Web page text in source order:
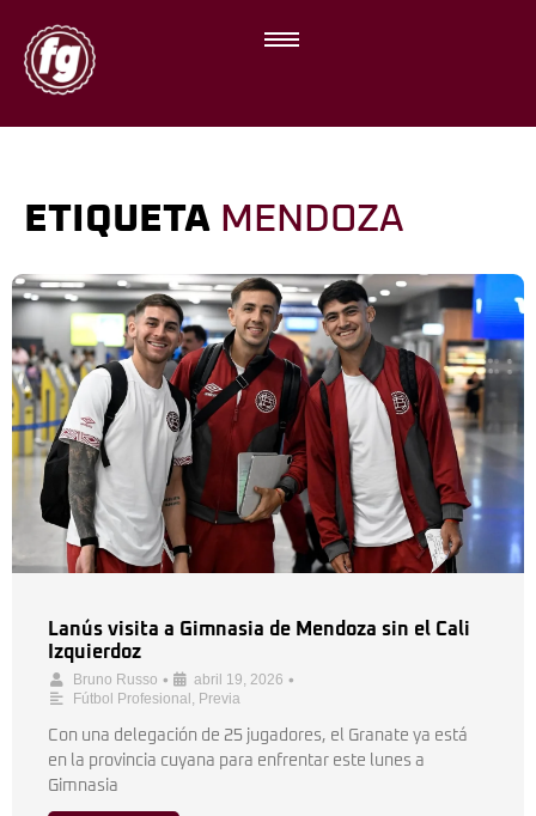
ETIQUETA MENDOZA
Lanús visita a Gimnasia de Mendoza sin el Cali
Izquierdoz
Bruno Russo • abril 19, 2026 •
Fútbol Profesional , Previa
Con una delegación de 25 jugadores, el Granate ya está
en la provincia cuyana para enfrentar este lunes a
Gimnasia